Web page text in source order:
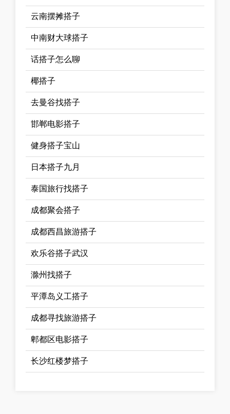
云南摆摊搭子
中南财大球搭子
话搭子怎么聊
椰搭子
去曼谷找搭子
邯郸电影搭子
健身搭子宝山
日本搭子九月
泰国旅行找搭子
成都聚会搭子
成都西昌旅游搭子
欢乐谷搭子武汉
滁州找搭子
平潭岛义工搭子
成都寻找旅游搭子
郫都区电影搭子
长沙红楼梦搭子